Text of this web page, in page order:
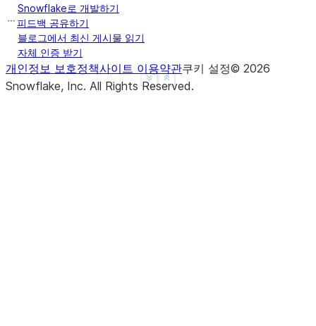
Show less
See more
Snowflake로 개발하기
피드백 공유하기
블로그에서 최신 게시물 읽기
자체 인증 받기
개인정보 보호정책사이트 이용약관쿠키 설정© 2026
Snowflake, Inc. All Rights Reserved.